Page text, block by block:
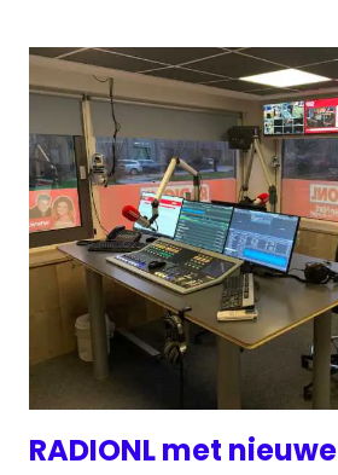
RADIONL met nieuwe